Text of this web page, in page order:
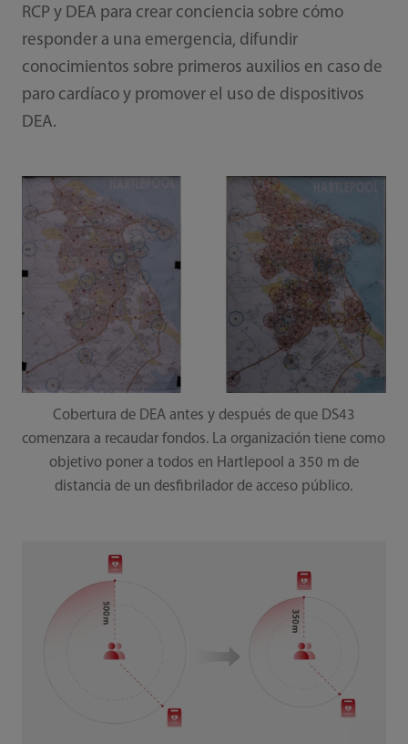
RCP y DEA para crear conciencia sobre cómo
responder a una emergencia, difundir
conocimientos sobre primeros auxilios en caso de
paro cardíaco y promover el uso de dispositivos
DEA.
Cobertura de DEA antes y después de que DS43
comenzara a recaudar fondos. La organización tiene como
objetivo poner a todos en Hartlepool a 350 m de
distancia de un desfibrilador de acceso público.